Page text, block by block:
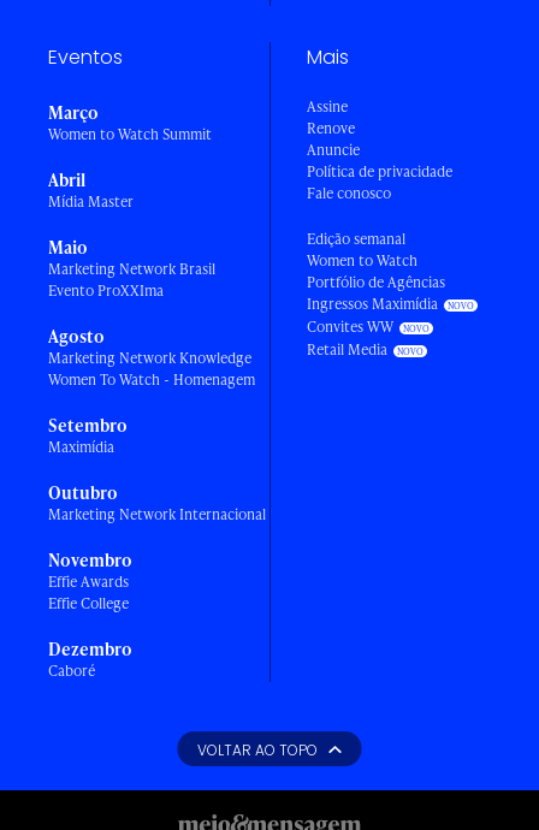
Eventos
Março
Women to Watch Summit
Abril
Mídia Master
Maio
Marketing Network Brasil
Evento ProXXIma
Agosto
Marketing Network Knowledge
Women To Watch - Homenagem
Setembro
Maximídia
Outubro
Marketing Network Internacional
Novembro
Effie Awards
Effie College
Dezembro
Caboré
Mais
Assine
Renove
Anuncie
Política de privacidade
Fale conosco
Edição semanal
Women to Watch
Portfólio de Agências
Ingressos Maximídia
Convites WW
Retail Media
VOLTAR AO TOPO